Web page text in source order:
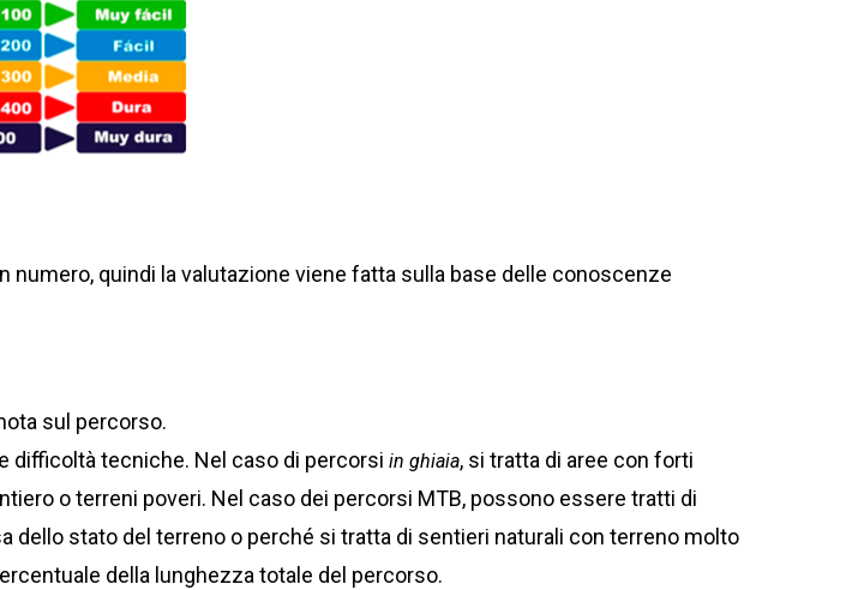
quindi la valutazione viene fatta sulla base delle conoscenze
sul percorso.
difficoltà tecniche. Nel caso di percorsi in ghiaia, si tratta di aree con forti
o terreni poveri. Nel caso dei percorsi MTB, possono essere tratti di
dello stato del terreno o perché si tratta di sentieri naturali con terreno molto
della lunghezza totale del percorso.